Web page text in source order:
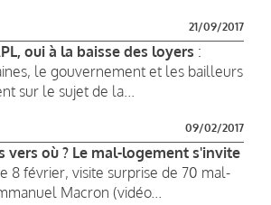
21/09/2017
oui à la baisse des loyers :
le gouvernement et les bailleurs
sur le sujet de la...
09/02/2017
vers où ? Le mal-logement s'invite
8 février, visite surprise de 70 mal-
Macron (vidéo...